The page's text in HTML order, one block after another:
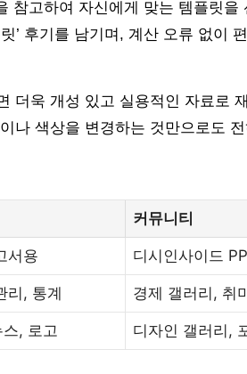
참고하여 자신에게 맞는 템플릿을
’ 후기를 남기며, 계산 오류 없이
더욱 개성 있고 실용적인 자료로
나 색상을 변경하는 것만으로도
커뮤니티
서용 디시인사이드
리, 통계 경제 갤러리, 취
, 로고 디자인 갤러리,